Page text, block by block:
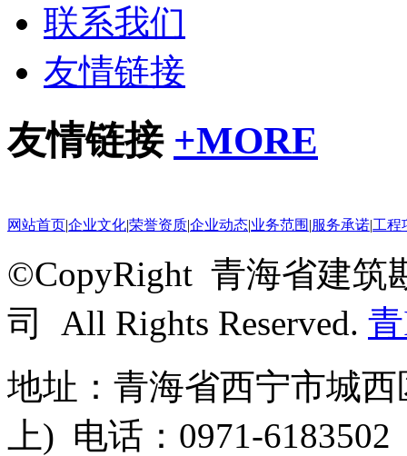
联系我们
友情链接
友情链接 +MORE
网站首页|企业文化|荣誉资质|企业动态|业务范围 |服务承诺|工程
©CopyRight 青海省建筑
司 All Rights Reserved.
地址：青海省西宁市城
上) 电话：0971-6183502